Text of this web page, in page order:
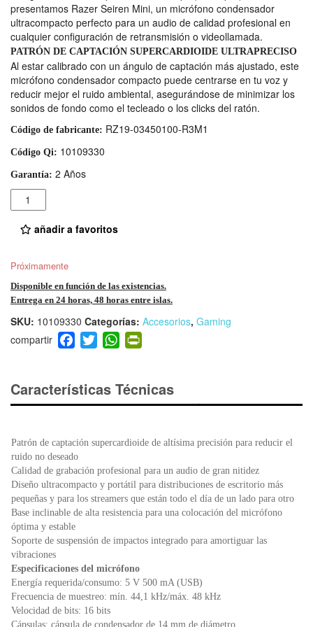
presentamos Razer Seiren Mini, un micrófono condensador
ultracompacto perfecto para un audio de calidad profesional en
cualquier configuración de retransmisión o videollamada.
PATRÓN DE CAPTACIÓN SUPERCARDIOIDE ULTRAPRECISO
Al estar calibrado con un ángulo de captación más ajustado, este
micrófono condensador compacto puede centrarse en tu voz y
reducir mejor el ruido ambiental, asegurándose de minimizar los
sonidos de fondo como el tecleado o los clicks del ratón.
Código de fabricante: RZ19-03450100-R3M1
Código Qi: 10109330
Garantía: 2 Años
Cantidad
añadir a favoritos
Próximamente
Disponible en función de las existencias.
Entrega en 24 horas, 48 horas entre islas.
SKU: 10109330 Categorías: Accesorios, Gaming
F
a
e
b
o
k
T
wi
er
W
h
s
A
p
ri
e
dl
Características Técnicas
Patrón de captación supercardioide de altísima precisión para reducir el
ruido no deseado
Calidad de grabación profesional para un audio de gran nitidez
Diseño ultracompacto y portátil para distribuciones de escritorio más
pequeñas y para los streamers que están todo el día de un lado para otro
Base inclinable de alta resistencia para una colocación del micrófono
óptima y estable
Soporte de suspensión de impactos integrado para amortiguar las
vibraciones
Especificaciones del micrófono
Energía requerida/consumo: 5 V 500 mA (USB)
Frecuencia de muestreo: mín. 44,1 kHz/máx. 48 kHz
Velocidad de bits: 16 bits
Cápsulas: cápsula de condensador de 14 mm de diámetro